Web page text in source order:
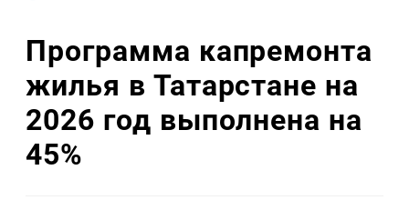
Программа капремонта
жилья в Татарстане на
2026 год выполнена на
45%